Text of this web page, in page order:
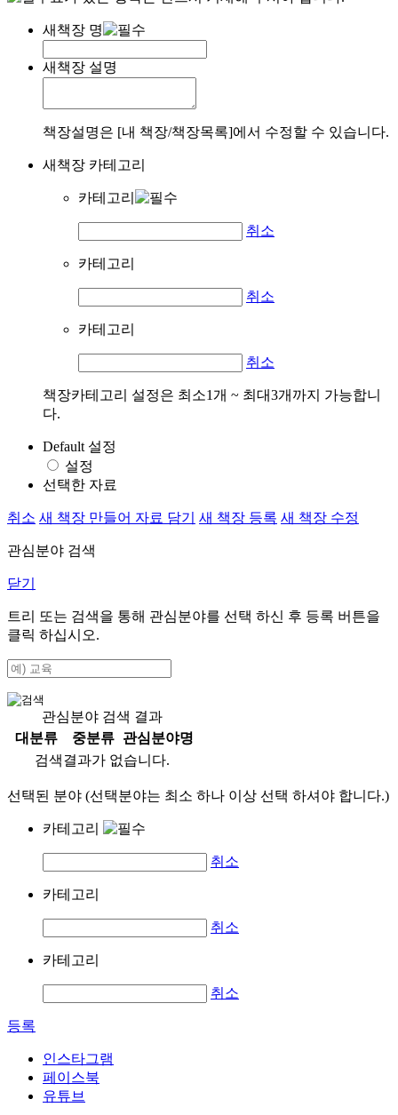
새책장 명
새책장 설명
책장설명은 [내 책장/책장목록]에서 수정할 수 있습니다.
새책장 카테고리
카테고리
취소
카테고리
취소
카테고리
취소
책장카테고리 설정은 최소1개 ~ 최대3개까지 가능합니
다.
Default 설정
설정
선택한 자료
취소 새 책장 만들어 자료 담기 새 책장 등록 새 책장 수정
관심분야 검색
닫기
트리 또는 검색을 통해 관심분야를 선택 하신 후 등록 버튼을
클릭 하십시오.
관심분야 검색 결과
대분류
중분류
관심분야명
검색결과가 없습니다.
선택된 분야 (선택분야는 최소 하나 이상 선택 하셔야 합니다.)
카테고리
취소
카테고리
취소
카테고리
취소
등록
인스타그램
페이스북
유튜브